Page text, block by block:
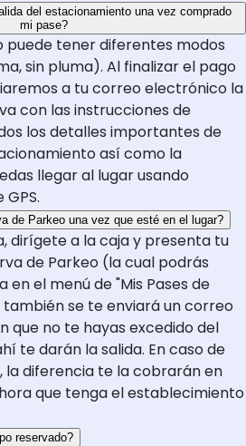
del estacionamiento una vez comprado
mi pase?
puede tener diferentes modos
sin pluma). Al finalizar el pago
a tu correo electrónico la
con las instrucciones de
los detalles importantes de
así como la
llegar al lugar usando
de Parkeo una vez que esté en el lugar?
dirígete a la caja y presenta tu
de Parkeo (la cual podrás
el menú de "Mis Pases de
también se te enviará un correo
que no te hayas excedido del
te darán la salida. En caso de
la diferencia te la cobrarán en
que tenga el establecimiento
reservado?